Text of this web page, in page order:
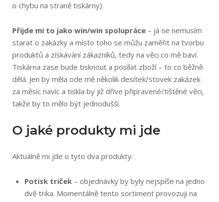
o chybu na straně tiskárny).
Přijde mi to jako win/win spolupráce – já se nemusím
starat o zakázky a místo toho se můžu zaměřit na tvorbu
produktů a získávání zákazníků, tedy na věci co mě baví.
Tiskárna zase bude tisknout a posílat zboží – to co běžně
dělá. Jen by měla ode mě několik desítek/stovek zakázek
za měsíc navíc a tiskla by již dříve připravené/tištěné věci,
takže by to mělo být jednodušší.
O jaké produkty mi jde
Aktuálně mi jde o tyto dva produkty:
Potisk triček – objednávky by byly nejspíše na jedno
dvě trika. Momentálně tento sortiment provozuji na